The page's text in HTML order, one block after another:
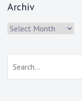
Archiv
Archiv